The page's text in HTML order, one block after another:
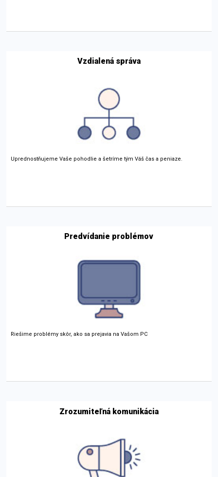
Vzdialená správa
Uprednostňujeme Vaše pohodlie a šetríme tým Váš čas a peniaze.
Predvídanie problémov
Riešime problémy skôr, ako sa prejavia na Vašom PC
Zrozumiteľná komunikácia